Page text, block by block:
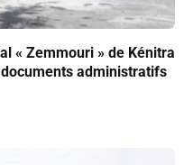
« Zemmouri » de Kénitra
administratifs